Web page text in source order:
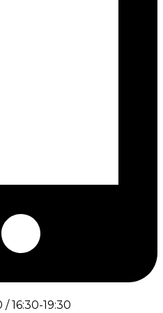
/ 16:30-19:30